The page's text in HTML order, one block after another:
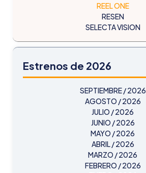
REEL ONE
RESEN
SELECTA VISION
Estrenos de 2026
SEPTIEMBRE / 2026
AGOSTO / 2026
JULIO / 2026
JUNIO / 2026
MAYO / 2026
ABRIL / 2026
MARZO / 2026
FEBRERO / 2026